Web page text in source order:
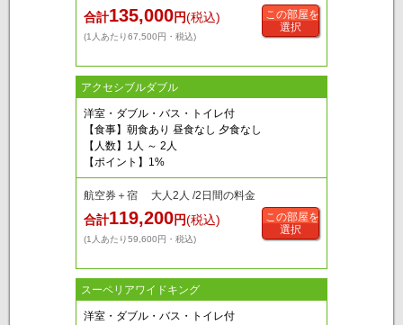
合計135,000円(税込)
(1人あたり67,500円・税込)
この部屋を
選択
アクセシブルダブル
洋室・ダブル・バス・トイレ付
【食事】朝食あり 昼食なし 夕食なし
【人数】1人 ～ 2人
【ポイント】1%
航空券＋宿 大人2人 /2日間の料金
合計119,200円(税込)
(1人あたり59,600円・税込)
この部屋を
選択
スーペリアワイドキング
洋室・ダブル・バス・トイレ付